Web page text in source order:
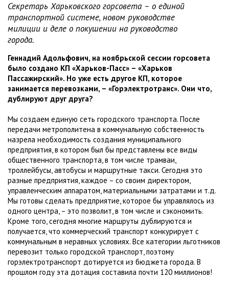
Секретарь Харьковского горсовета – о единой
транспортной системе, новом руководстве
милиции и деле о покушении на руководство
города.
Геннадий Адольфович, на ноябрьской сессии горсовета
было создано КП «Харьков-Пасс» – «Харьков
Пассажирский». Но уже есть другое КП, которое
занимается перевозками, – «Горэлектротранс». Они что,
дублируют друг друга?
Мы создаем единую сеть городского транспорта. После
передачи метрополитена в коммунальную собственность
назрела необходимость создания муниципального
предприятия, в котором был бы представлены все виды
общественного транспорта, в том числе трамваи,
троллейбусы, автобусы и маршрутные такси. Сегодня это
разные предприятия, каждое – со своим директором,
управленческим аппаратом, материальными затратами и т.д.
Мы готовы сделать предприятие, которое бы управлялось из
одного центра, – это позволит, в том числе и сэкономить.
Кроме того, сегодня многие маршруты дублируются и
получается, что коммерческий транспорт конкурирует с
коммунальным в неравных условиях. Все категории льготников
перевозит только городской транспорт, поэтому
горэлектротранспорт дотируется из бюджета города. В
прошлом году эта дотация составила почти 120 миллионов!